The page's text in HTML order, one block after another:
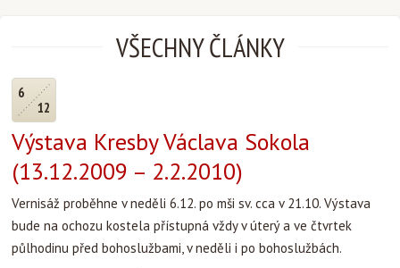
VŠECHNY ČLÁNKY
6
12
Výstava Kresby Václava Sokola
(13.12.2009 – 2.2.2010)
Vernisáž proběhne v neděli 6.12. po mši sv. cca v 21.10. Výstava
bude na ochozu kostela přístupná vždy v úterý a ve čtvrtek
půlhodinu před bohoslužbami, v neděli i po bohoslužbách.